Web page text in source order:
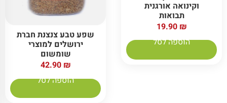
וקינואה אורגנית
תבואות
19.90 ₪
הוספה לסל
שפע טבע צנצנת חברת
ירושלים למוצרי
שומשום
42.90 ₪
הוספה לסל